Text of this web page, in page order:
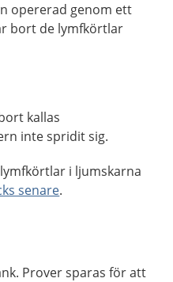
opererad genom ett
bort de lymfkörtlar
kallas
inte spridit sig.
i ljumskarna
senare.
Prover sparas för att